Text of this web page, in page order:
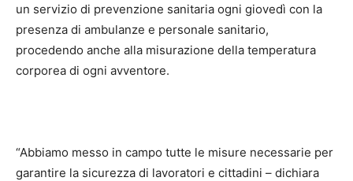
un servizio di prevenzione sanitaria ogni giovedì con la
presenza di ambulanze e personale sanitario,
procedendo anche alla misurazione della temperatura
corporea di ogni avventore.
“Abbiamo messo in campo tutte le misure necessarie per
garantire la sicurezza di lavoratori e cittadini – dichiara